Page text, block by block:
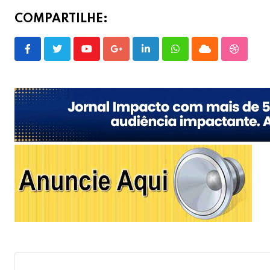
COMPARTILHE:
YoutubeGoogle+LinkedInWhatsappCloud